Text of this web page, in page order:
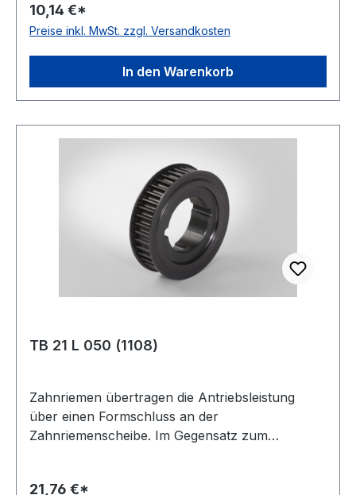
entstehen. ConCar hat diese Buchsen mit
metrischen und zölligen Bohrungen im
Warenursprung: VRC Zolltarifnummer: 7325 10
00 EAN: 4059213084358
mmmm Nutbreite: 8 mmmm Nuthöhe: 3,3
Norm: DIN 6885 Teil 1
10,14 €*
Preise inkl. MwSt. zzgl. Versandkosten
In den Warenkorb
TB 21 L 050 (1108)
Zahnriemen übertragen die Antriebsleistung
über einen Formschluss an der
Zahnriemenscheibe. Im Gegensatz zum
21,76 €*